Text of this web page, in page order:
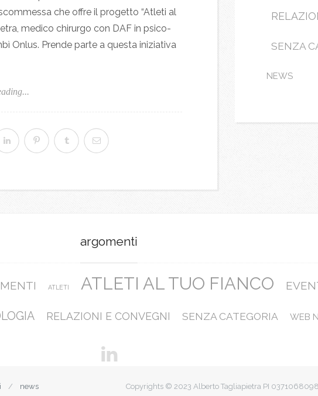
che offre il progetto “Atleti al
medico chirurgo con DAF in psico-
Onlus. Prende parte a questa iniziativa
SENZA
NEWS
argomenti
ATLETI ATLETI AL TUO FIANCO
RELAZIONI E CONVEGNI SENZA CATEGORIA WEB
news Copyrights © 2023 Alberto Tagliapietra PI